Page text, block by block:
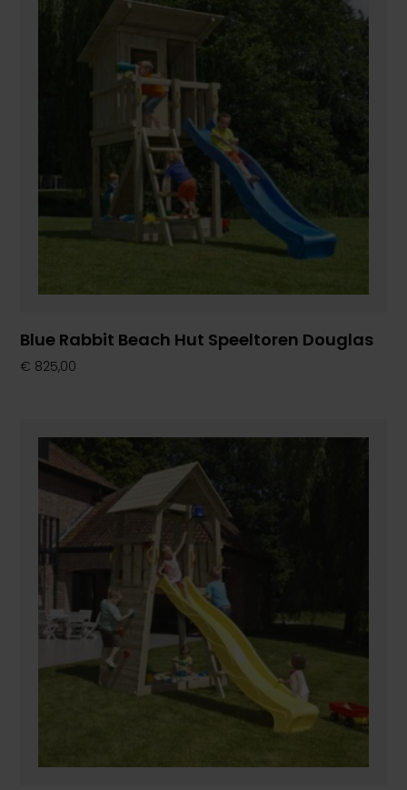
Blue Rabbit Beach Hut Speeltoren Douglas
€ 825,00